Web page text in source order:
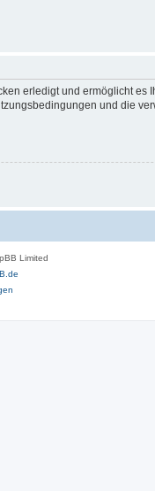
erledigt und ermöglicht es
und die
Limited